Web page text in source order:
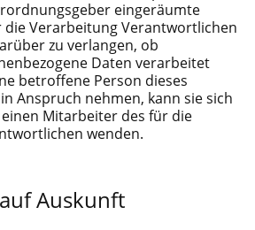
eingeräumte
die Verarbeitung Verantwortlichen
zu verlangen, ob
Daten verarbeitet
betroffene Person dieses
Anspruch nehmen, kann sie sich
Mitarbeiter des für die
wenden.
Auskunft